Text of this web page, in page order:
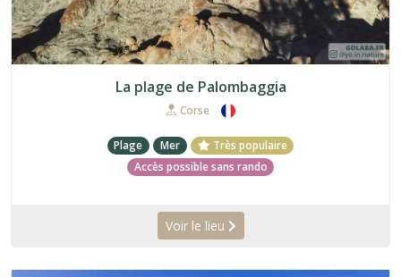
La plage de Palombaggia
Corse
Plage Mer
Très populaire
Accès possible sans rando
Voir le lieu